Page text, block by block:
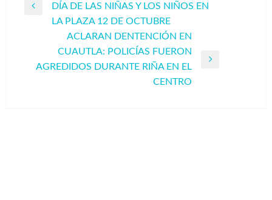
de
entradas
DÍA DE LAS NIÑAS Y LOS NIÑOS EN
LA PLAZA 12 DE OCTUBRE
Entrada
ACLARAN DENTENCIÓN EN
CUAUTLA: POLICÍAS FUERON
AGREDIDOS DURANTE RIÑA EN EL
CENTRO